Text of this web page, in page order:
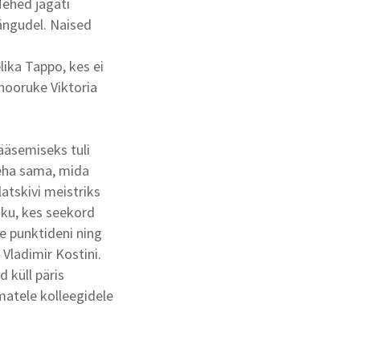
Naised
Tappo, kes ei
Viktoria
tuli
sama, mida
meistriks
kes seekord
punktideni ning
Kostini.
küll päris
kolleegidele